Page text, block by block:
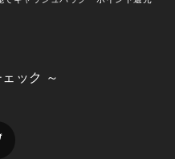
ック ～